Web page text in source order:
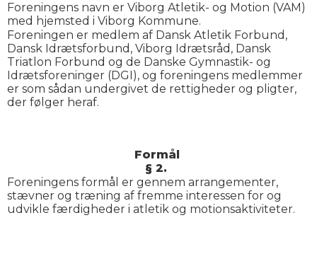
Foreningens navn er Viborg Atletik- og Motion (VAM)
med hjemsted i Viborg Kommune.
Foreningen er medlem af Dansk Atletik Forbund,
Dansk Idrætsforbund, Viborg Idrætsråd, Dansk
Triatlon Forbund og de Danske Gymnastik- og
Idrætsforeninger (DGI), og foreningens medlemmer
er som sådan undergivet de rettigheder og pligter,
der følger heraf.
Formål
§ 2.
Foreningens formål er gennem arrangementer,
stævner og træning af fremme interessen for og
udvikle færdigheder i atletik og motionsaktiviteter.